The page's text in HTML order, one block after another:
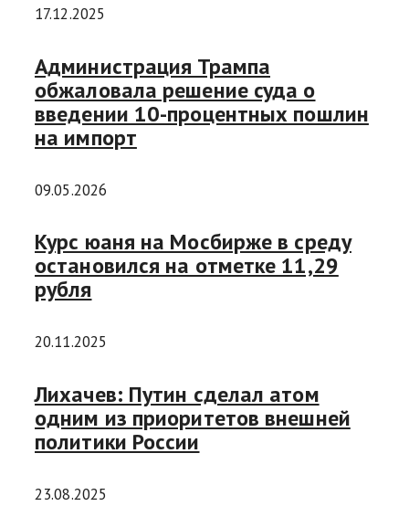
17.12.2025
Администрация Трампа
обжаловала решение суда о
введении 10-процентных пошлин
на импорт
09.05.2026
Курс юаня на Мосбирже в среду
остановился на отметке 11,29
рубля
20.11.2025
Лихачев: Путин сделал атом
одним из приоритетов внешней
политики России
23.08.2025